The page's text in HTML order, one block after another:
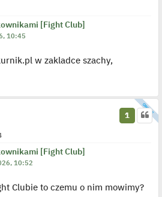
[Fight Club]
10:45
w zakladce szachy,
[Fight Club]
1
10:52
Clubie to czemu o nim mowimy?